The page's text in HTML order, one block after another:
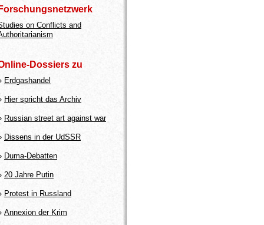
on Conflicts and
Dossiers zu
Erdgashandel
Hier spricht das Archiv
Russian street art against war
Dissens in der UdSSR
Duma-Debatten
20 Jahre Putin
Protest in Russland
Annexion der Krim